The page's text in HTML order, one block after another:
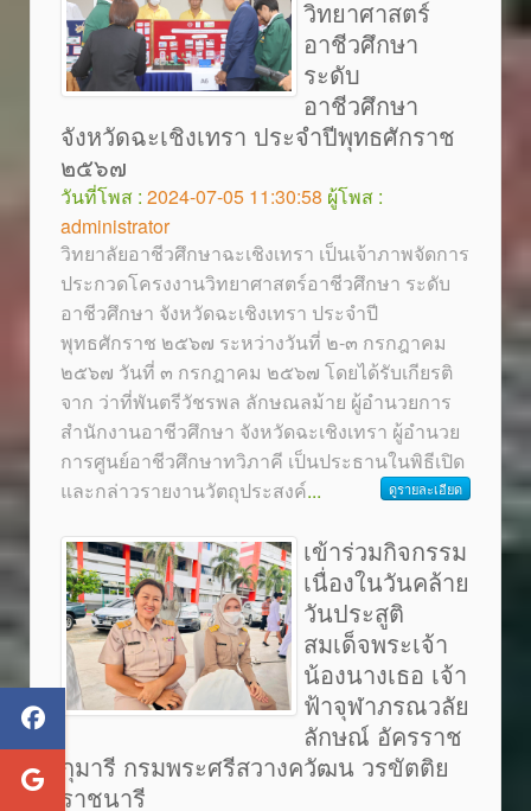
วิทยาศาสตร์
อาชีวศึกษา
ระดับ
อาชีวศึกษา
จังหวัดฉะเชิงเทรา ประจำปีพุทธศักราช
๒๕๖๗
วันที่โพส : 2024-07-05 11:30:58 ผู้โพส :
administrator
วิทยาลัยอาชีวศึกษาฉะเชิงเทรา เป็นเจ้าภาพจัดการ
ประกวดโครงงานวิทยาศาสตร์อาชีวศึกษา ระดับ
อาชีวศึกษา จังหวัดฉะเชิงเทรา ประจำปี
พุทธศักราช ๒๕๖๗ ระหว่างวันที่ ๒-๓ กรกฎาคม
๒๕๖๗ วันที่ ๓ กรกฎาคม ๒๕๖๗ โดยได้รับเกียรติ
จาก ว่าที่พันตรีวัชรพล ลักษณลม้าย ผู้อำนวยการ
สำนักงานอาชีวศึกษา จังหวัดฉะเชิงเทรา ผู้อำนวย
การศูนย์อาชีวศึกษาทวิภาคี เป็นประธานในพิธีเปิด
และกล่าวรายงานวัตถุประสงค์... ดูรายละเอียด
เข้าร่วมกิจกรรม
เนื่องในวันคล้าย
วันประสูติ
สมเด็จพระเจ้า
น้องนางเธอ เจ้า
ฟ้าจุฬาภรณวลัย
ลักษณ์ อัครราช
กุมารี กรมพระศรีสวางควัฒน วรขัตติย
ราชนารี